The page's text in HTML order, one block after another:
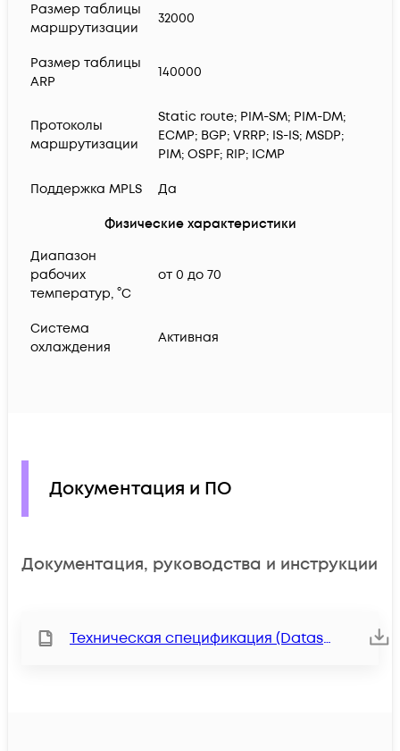
Размер таблицы
маршрутизации
32000
Размер таблицы
ARP
140000
Протоколы
маршрутизации
Static route; PIM-SM; PIM-DM;
ECMP; BGP; VRRP; IS-IS; MSDP;
PIM; OSPF; RIP; ICMP
Поддержка MPLS Да
Физические характеристики
Диапазон
рабочих
температур, °C
от 0 до 70
Система
охлаждения
Активная
Документация и ПО
Документация, руководства и инструкции
Техническая спецификация (Datasheet)